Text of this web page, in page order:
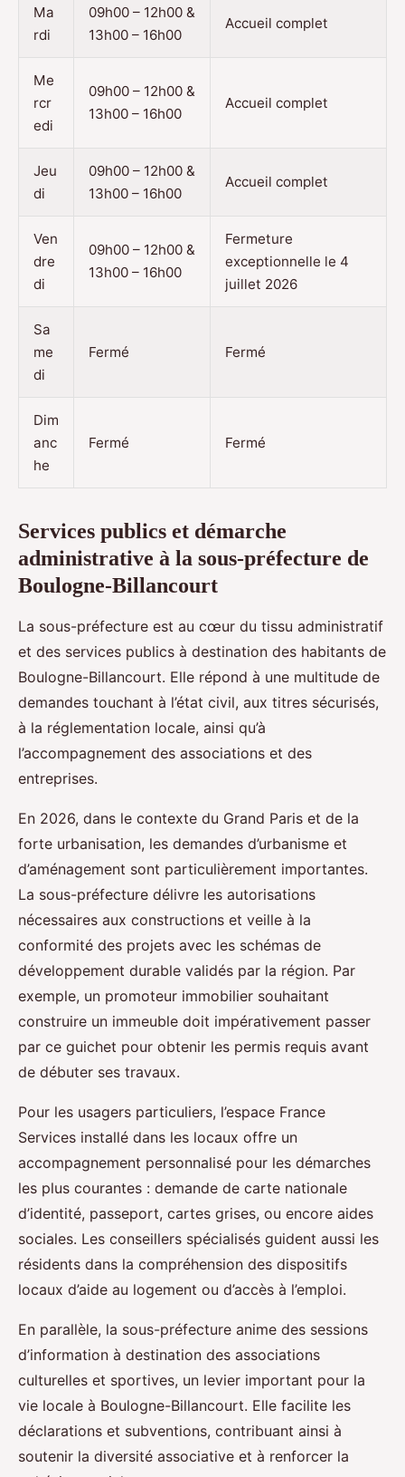
Ma
rdi
09h00 – 12h00 &
13h00 – 16h00
Accueil complet
Me
rcr
edi
09h00 – 12h00 &
13h00 – 16h00
Accueil complet
Jeu
di
09h00 – 12h00 &
13h00 – 16h00
Accueil complet
Ven
dre
di
09h00 – 12h00 &
13h00 – 16h00
Fermeture
exceptionnelle le 4
juillet 2026
Sa
me
di
Fermé Fermé
Dim
anc
he
Fermé Fermé
Services publics et démarche
administrative à la sous-préfecture de
Boulogne-Billancourt
La sous-préfecture est au cœur du tissu administratif
et des services publics à destination des habitants de
Boulogne-Billancourt. Elle répond à une multitude de
demandes touchant à l’état civil, aux titres sécurisés,
à la réglementation locale, ainsi qu’à
l’accompagnement des associations et des
entreprises.
En 2026, dans le contexte du Grand Paris et de la
forte urbanisation, les demandes d’urbanisme et
d’aménagement sont particulièrement importantes.
La sous-préfecture délivre les autorisations
nécessaires aux constructions et veille à la
conformité des projets avec les schémas de
développement durable validés par la région. Par
exemple, un promoteur immobilier souhaitant
construire un immeuble doit impérativement passer
par ce guichet pour obtenir les permis requis avant
de débuter ses travaux.
Pour les usagers particuliers, l’espace France
Services installé dans les locaux offre un
accompagnement personnalisé pour les démarches
les plus courantes : demande de carte nationale
d’identité, passeport, cartes grises, ou encore aides
sociales. Les conseillers spécialisés guident aussi les
résidents dans la compréhension des dispositifs
locaux d’aide au logement ou d’accès à l’emploi.
En parallèle, la sous-préfecture anime des sessions
d’information à destination des associations
culturelles et sportives, un levier important pour la
vie locale à Boulogne-Billancourt. Elle facilite les
déclarations et subventions, contribuant ainsi à
soutenir la diversité associative et à renforcer la